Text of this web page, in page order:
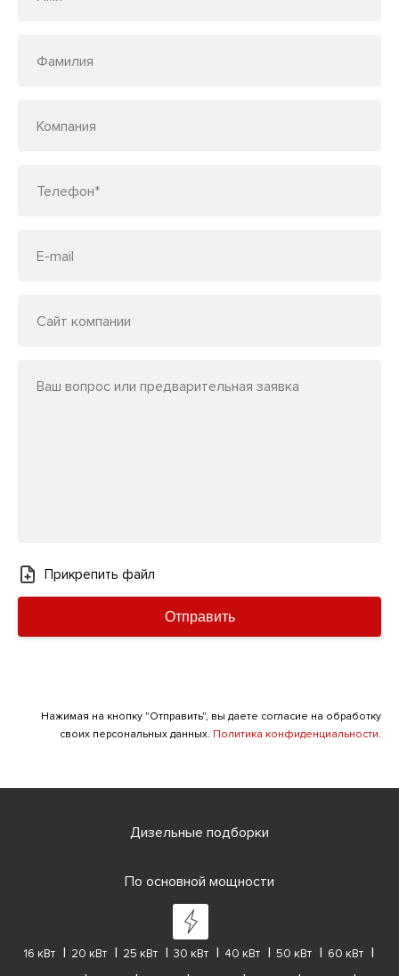
Фамилия
Компания
Телефон*
E-mail
Сайт компании
Ваш вопрос или предварительная заявка
Прикрепить файл
Отправить
Нажимая на кнопку "Отправить", вы даете согласие на обработку
своих персональных данных. Политика конфиденциальности.
Дизельные подборки
По основной мощности
16 кВт 20 кВт 25 кВт 30 кВт 40 кВт 50 кВт
60 кВт